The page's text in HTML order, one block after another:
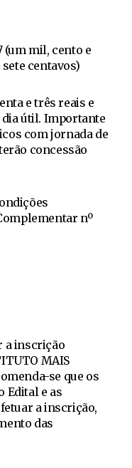
(um mil, cento e
centavos)
e três reais e
dia útil. Importante
com jornada de
concessão
nº
a inscrição
MAIS
se que os
Edital e as
a inscrição,
das